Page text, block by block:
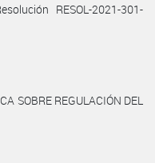
RESOL-2021-301-
SOBRE REGULACIÓN DEL